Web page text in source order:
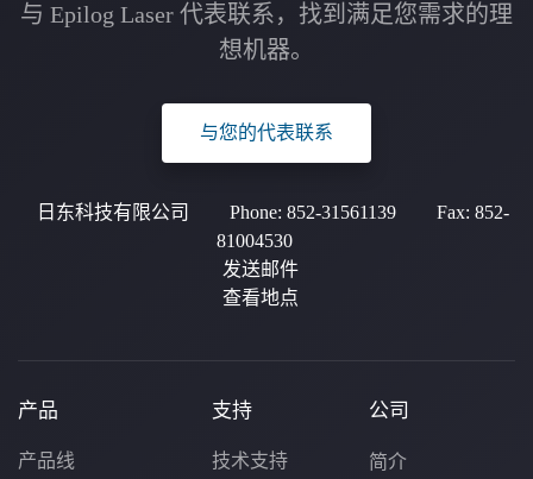
与 Epilog Laser 代表联系，找到满足您需求的理
想机器。
与您的代表联系
日东科技有限公司 Phone: 852-31561139 Fax: 852-
81004530
发送邮件
查看地点
产品
产品线
支持
技术支持
公司
简介